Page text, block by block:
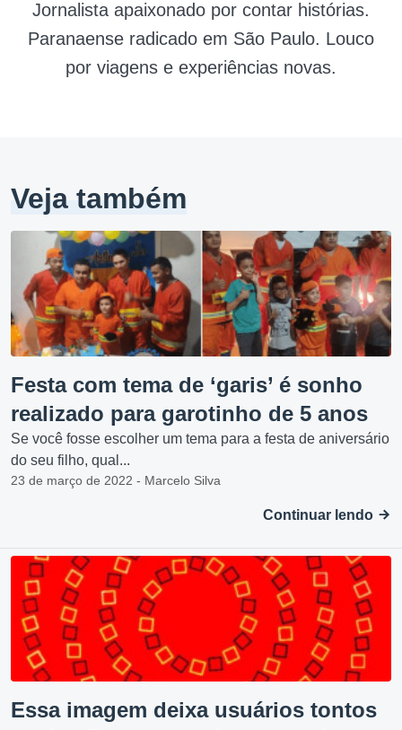
Jornalista apaixonado por contar histórias.
Paranaense radicado em São Paulo. Louco
por viagens e experiências novas.
Veja também
Festa com tema de ‘garis’ é sonho
realizado para garotinho de 5 anos
Se você fosse escolher um tema para a festa de aniversário
do seu filho, qual...
23 de março de 2022 - Marcelo Silva
Continuar lendo
Essa imagem deixa usuários tontos